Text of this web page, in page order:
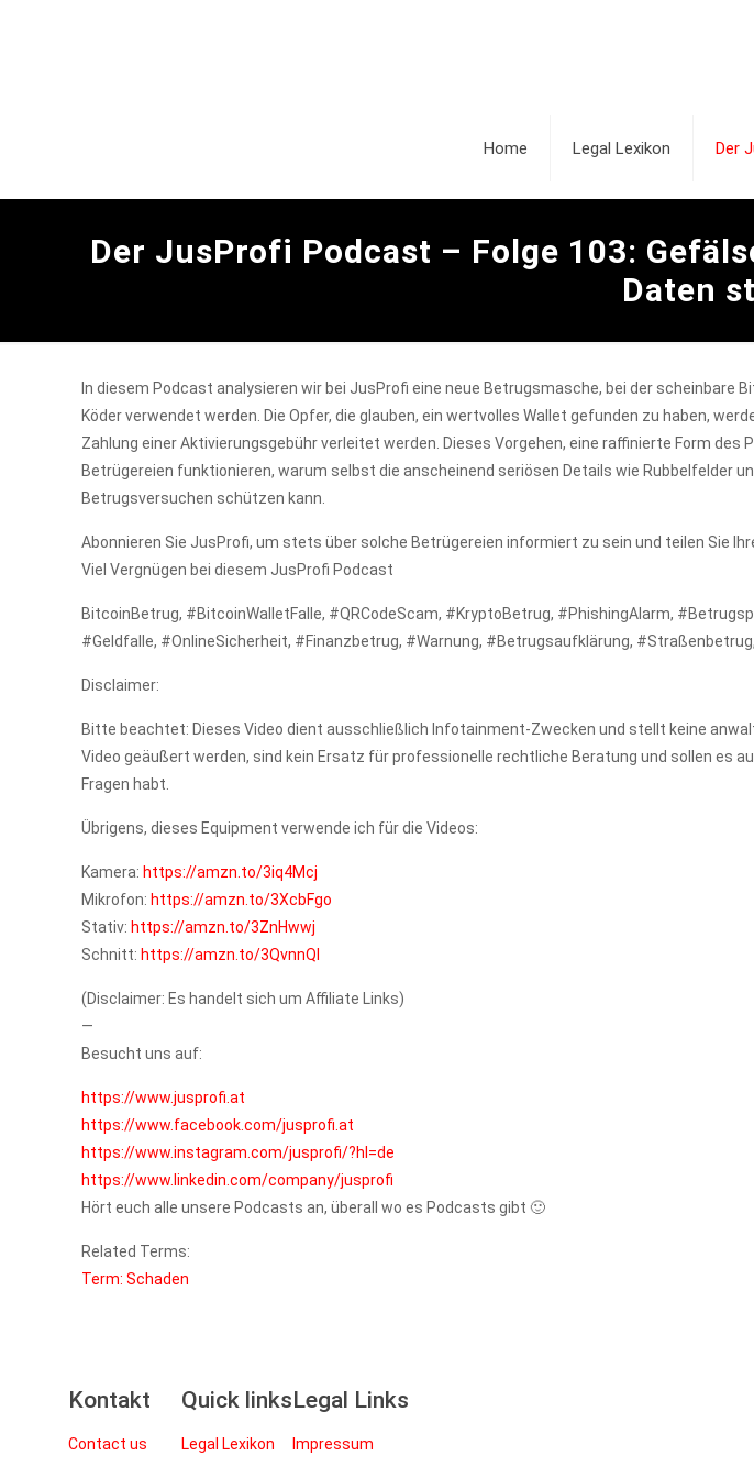
Home Legal Lexikon Der
Der JusProfi Podcast – Folge 103:
Daten
In diesem Podcast analysieren wir bei JusProfi eine neue Betrugsmasche, bei der
Köder verwendet werden. Die Opfer, die glauben, ein wertvolles Wallet gefunden zu haben,
Zahlung einer Aktivierungsgebühr verleitet werden. Dieses Vorgehen, eine raffinierte Form des
Betrügereien funktionieren, warum selbst die anscheinend seriösen Details wie Rubbelfelder
Betrugsversuchen schützen kann.
Abonnieren Sie JusProfi, um stets über solche Betrügereien informiert zu sein und teilen Sie
Viel Vergnügen bei diesem JusProfi Podcast
BitcoinBetrug, #BitcoinWalletFalle, #QRCodeScam, #KryptoBetrug, #PhishingAlarm,
#Geldfalle, #OnlineSicherheit, #Finanzbetrug, #Warnung, #Betrugsaufklärung,
Disclaimer:
Bitte beachtet: Dieses Video dient ausschließlich Infotainment-Zwecken und stellt keine
Video geäußert werden, sind kein Ersatz für professionelle rechtliche Beratung und sollen es
Fragen habt.
Übrigens, dieses Equipment verwende ich für die Videos:
Kamera: https://amzn.to/3iq4Mcj
Mikrofon: https://amzn.to/3XcbFgo
Stativ: https://amzn.to/3ZnHwwj
Schnitt: https://amzn.to/3QvnnQI
(Disclaimer: Es handelt sich um Affiliate Links)
—
Besucht uns auf:
https://www.jusprofi.at
https://www.facebook.com/jusprofi.at
https://www.instagram.com/jusprofi/?hl=de
https://www.linkedin.com/company/jusprofi
Hört euch alle unsere Podcasts an, überall wo es Podcasts gibt 🙂
Related Terms:
Term: Schaden
Kontakt
Contact us
Quick links
Legal Lexikon
Legal Links
Impressum